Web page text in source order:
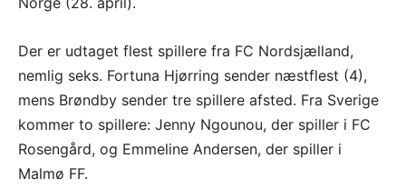
Der er udtaget flest spillere fra FC Nordsjælland,
nemlig seks. Fortuna Hjørring sender næstflest (4),
mens Brøndby sender tre spillere afsted. Fra Sverige
kommer to spillere: Jenny Ngounou, der spiller i FC
Rosengård, og Emmeline Andersen, der spiller i
Malmø FF.